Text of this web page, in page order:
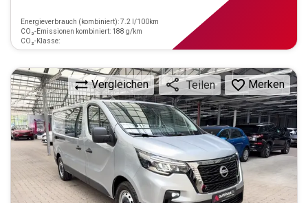
Energieverbrauch (kombiniert): 7.2 l/100km
CO₂-Emissionen kombiniert: 188 g/km
CO₂-Klasse:
Vergleichen Teilen Merken